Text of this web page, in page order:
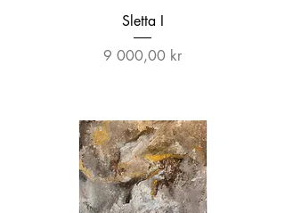
Sletta I
Pris
9 000,00 kr